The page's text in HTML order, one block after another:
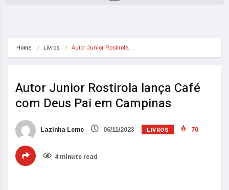
Home Livros Autor Junior Rostirola…
Autor Junior Rostirola lança Café
com Deus Pai em Campinas
Lazinha Leme 06/11/2023 LIVROS 70
4 minute read